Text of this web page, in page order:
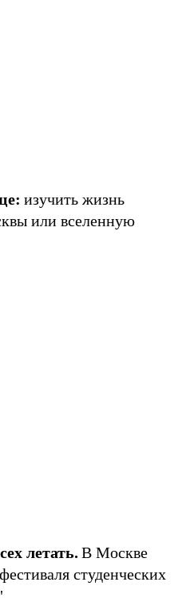
изучить жизнь
или вселенную
летать. В Москве
студенческих